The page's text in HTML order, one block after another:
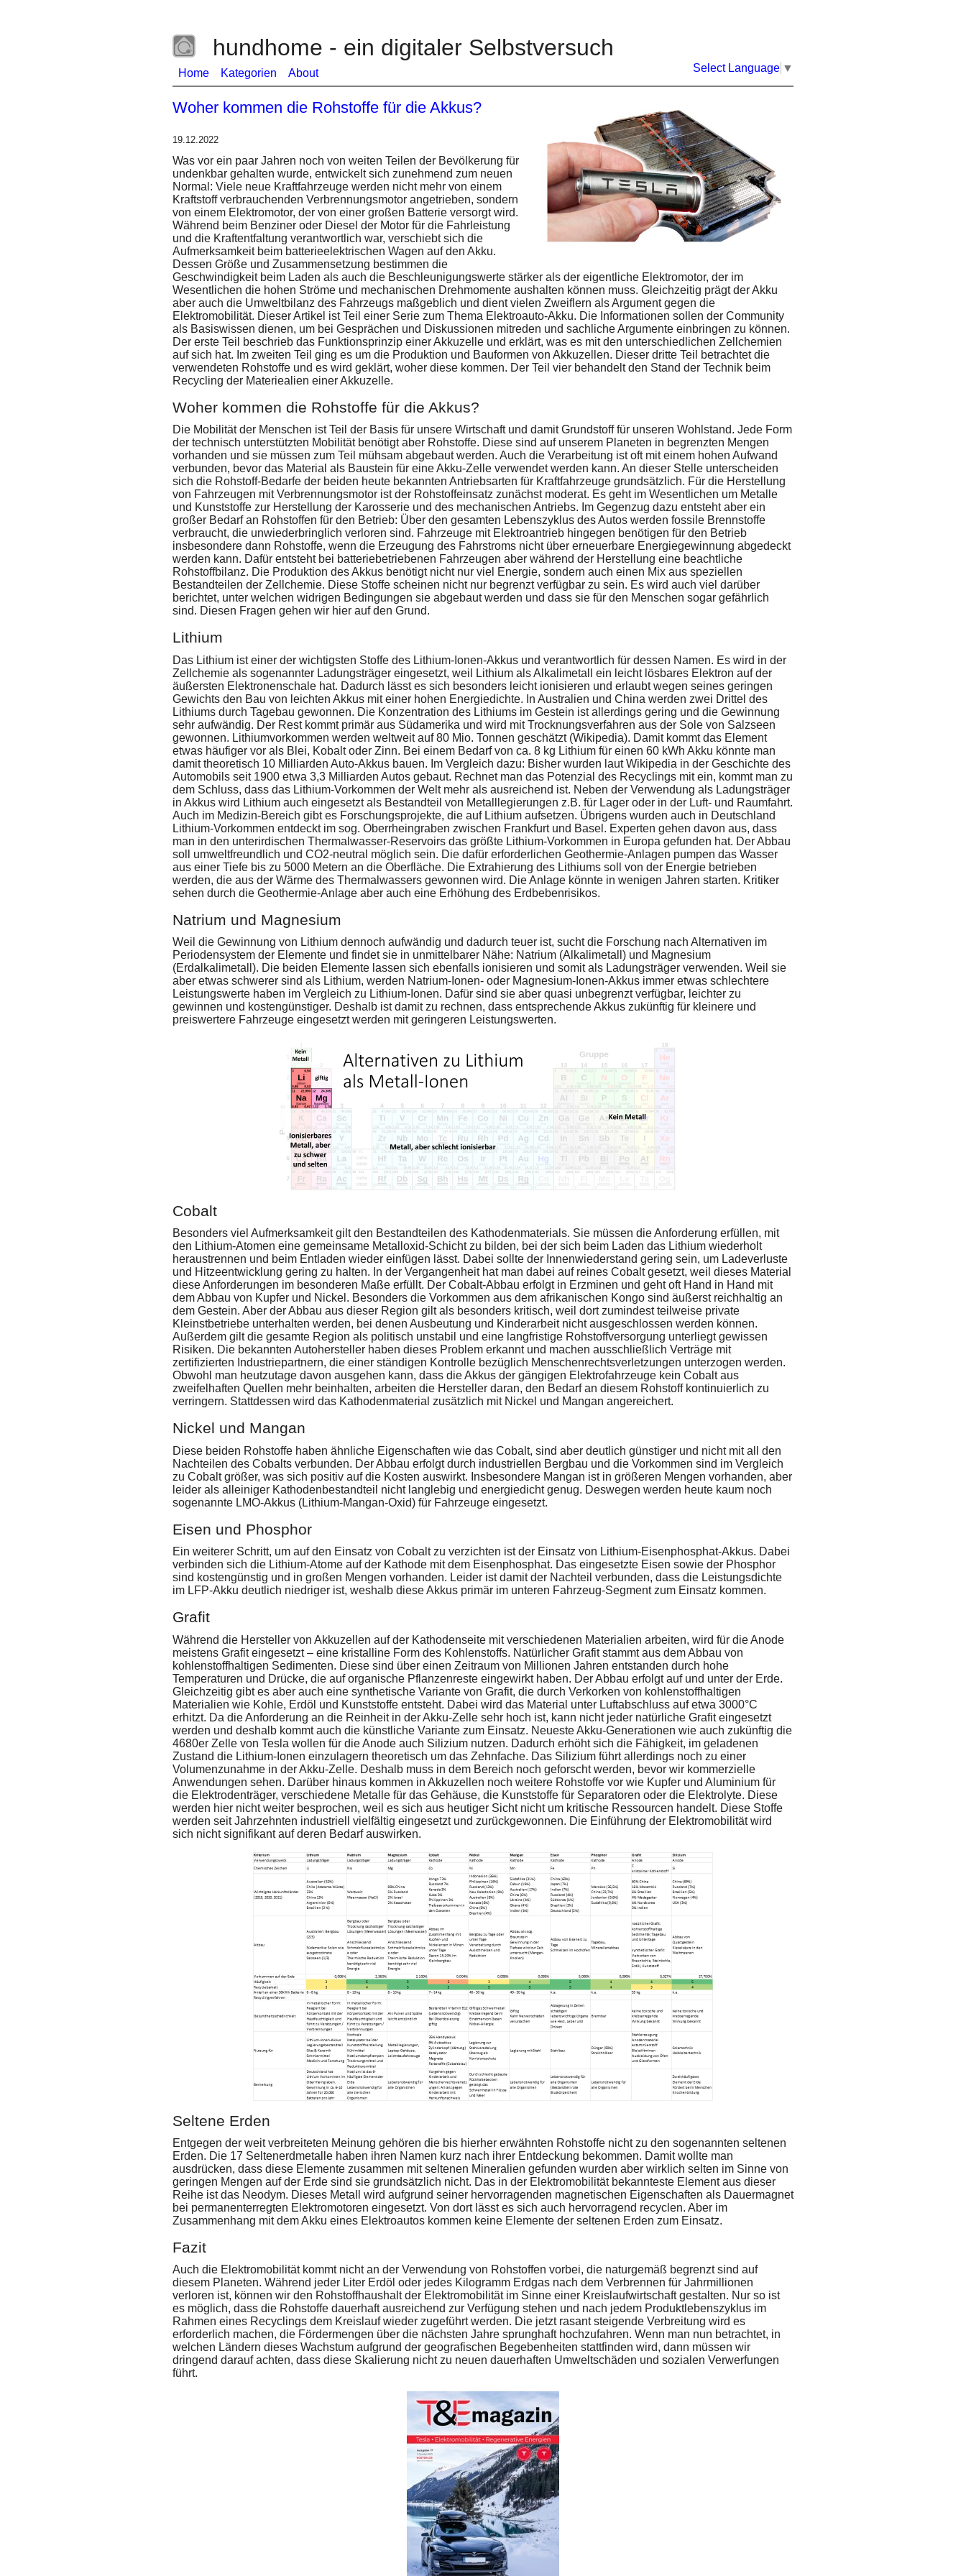
hundhome - ein digitaler Selbstversuch
Home Kategorien About Select Language ▼
Woher kommen die Rohstoffe für die Akkus?
19.12.2022
Was vor ein paar Jahren noch von weiten Teilen der Bevölkerung für
undenkbar gehalten wurde, entwickelt sich zunehmend zum neuen
Normal: Viele neue Kraftfahrzeuge werden nicht mehr von einem
Kraftstoff verbrauchenden Verbrennungsmotor angetrieben, sondern
von einem Elektromotor, der von einer großen Batterie versorgt wird.
Während beim Benziner oder Diesel der Motor für die Fahrleistung
und die Kraftentfaltung verantwortlich war, verschiebt sich die
Aufmerksamkeit beim batterieelektrischen Wagen auf den Akku.
Dessen Größe und Zusammensetzung bestimmen die
Geschwindigkeit beim Laden als auch die Beschleunigungswerte stärker als der eigentliche Elektromotor, der im
Wesentlichen die hohen Ströme und mechanischen Drehmomente aushalten können muss. Gleichzeitig prägt der Akku
aber auch die Umweltbilanz des Fahrzeugs maßgeblich und dient vielen Zweiflern als Argument gegen die
Elektromobilität. Dieser Artikel ist Teil einer Serie zum Thema Elektroauto-Akku. Die Informationen sollen der Community
als Basiswissen dienen, um bei Gesprächen und Diskussionen mitreden und sachliche Argumente einbringen zu können.
Der erste Teil beschrieb das Funktionsprinzip einer Akkuzelle und erklärt, was es mit den unterschiedlichen Zellchemien
auf sich hat. Im zweiten Teil ging es um die Produktion und Bauformen von Akkuzellen. Dieser dritte Teil betrachtet die
verwendeten Rohstoffe und es wird geklärt, woher diese kommen. Der Teil vier behandelt den Stand der Technik beim
Recycling der Materiealien einer Akkuzelle.
Woher kommen die Rohstoffe für die Akkus?
Die Mobilität der Menschen ist Teil der Basis für unsere Wirtschaft und damit Grundstoff für unseren Wohlstand. Jede Form
der technisch unterstützten Mobilität benötigt aber Rohstoffe. Diese sind auf unserem Planeten in begrenzten Mengen
vorhanden und sie müssen zum Teil mühsam abgebaut werden. Auch die Verarbeitung ist oft mit einem hohen Aufwand
verbunden, bevor das Material als Baustein für eine Akku-Zelle verwendet werden kann. An dieser Stelle unterscheiden
sich die Rohstoff-Bedarfe der beiden heute bekannten Antriebsarten für Kraftfahrzeuge grundsätzlich. Für die Herstellung
von Fahrzeugen mit Verbrennungsmotor ist der Rohstoffeinsatz zunächst moderat. Es geht im Wesentlichen um Metalle
und Kunststoffe zur Herstellung der Karosserie und des mechanischen Antriebs. Im Gegenzug dazu entsteht aber ein
großer Bedarf an Rohstoffen für den Betrieb: Über den gesamten Lebenszyklus des Autos werden fossile Brennstoffe
verbraucht, die unwiederbringlich verloren sind. Fahrzeuge mit Elektroantrieb hingegen benötigen für den Betrieb
insbesondere dann Rohstoffe, wenn die Erzeugung des Fahrstroms nicht über erneuerbare Energiegewinnung abgedeckt
werden kann. Dafür entsteht bei batteriebetriebenen Fahrzeugen aber während der Herstellung eine beachtliche
Rohstoffbilanz. Die Produktion des Akkus benötigt nicht nur viel Energie, sondern auch einen Mix aus speziellen
Bestandteilen der Zellchemie. Diese Stoffe scheinen nicht nur begrenzt verfügbar zu sein. Es wird auch viel darüber
berichtet, unter welchen widrigen Bedingungen sie abgebaut werden und dass sie für den Menschen sogar gefährlich
sind. Diesen Fragen gehen wir hier auf den Grund.
Lithium
Das Lithium ist einer der wichtigsten Stoffe des Lithium-Ionen-Akkus und verantwortlich für dessen Namen. Es wird in der
Zellchemie als sogenannter Ladungsträger eingesetzt, weil Lithium als Alkalimetall ein leicht lösbares Elektron auf der
äußersten Elektronenschale hat. Dadurch lässt es sich besonders leicht ionisieren und erlaubt wegen seines geringen
Gewichts den Bau von leichten Akkus mit einer hohen Energiedichte. In Australien und China werden zwei Drittel des
Lithiums durch Tagebau gewonnen. Die Konzentration des Lithiums im Gestein ist allerdings gering und die Gewinnung
sehr aufwändig. Der Rest kommt primär aus Südamerika und wird mit Trocknungsverfahren aus der Sole von Salzseen
gewonnen. Lithiumvorkommen werden weltweit auf 80 Mio. Tonnen geschätzt (Wikipedia). Damit kommt das Element
etwas häufiger vor als Blei, Kobalt oder Zinn. Bei einem Bedarf von ca. 8 kg Lithium für einen 60 kWh Akku könnte man
damit theoretisch 10 Milliarden Auto-Akkus bauen. Im Vergleich dazu: Bisher wurden laut Wikipedia in der Geschichte des
Automobils seit 1900 etwa 3,3 Milliarden Autos gebaut. Rechnet man das Potenzial des Recyclings mit ein, kommt man zu
dem Schluss, dass das Lithium-Vorkommen der Welt mehr als ausreichend ist. Neben der Verwendung als Ladungsträger
in Akkus wird Lithium auch eingesetzt als Bestandteil von Metalllegierungen z.B. für Lager oder in der Luft- und Raumfahrt.
Auch im Medizin-Bereich gibt es Forschungsprojekte, die auf Lithium aufsetzen. Übrigens wurden auch in Deutschland
Lithium-Vorkommen entdeckt im sog. Oberrheingraben zwischen Frankfurt und Basel. Experten gehen davon aus, dass
man in den unterirdischen Thermalwasser-Reservoirs das größte Lithium-Vorkommen in Europa gefunden hat. Der Abbau
soll umweltfreundlich und CO2-neutral möglich sein. Die dafür erforderlichen Geothermie-Anlagen pumpen das Wasser
aus einer Tiefe bis zu 5000 Metern an die Oberfläche. Die Extrahierung des Lithiums soll von der Energie betrieben
werden, die aus der Wärme des Thermalwassers gewonnen wird. Die Anlage könnte in wenigen Jahren starten. Kritiker
sehen durch die Geothermie-Anlage aber auch eine Erhöhung des Erdbebenrisikos.
Natrium und Magnesium
Weil die Gewinnung von Lithium dennoch aufwändig und dadurch teuer ist, sucht die Forschung nach Alternativen im
Periodensystem der Elemente und findet sie in unmittelbarer Nähe: Natrium (Alkalimetall) und Magnesium
(Erdalkalimetall). Die beiden Elemente lassen sich ebenfalls ionisieren und somit als Ladungsträger verwenden. Weil sie
aber etwas schwerer sind als Lithium, werden Natrium-Ionen- oder Magnesium-Ionen-Akkus immer etwas schlechtere
Leistungswerte haben im Vergleich zu Lithium-Ionen. Dafür sind sie aber quasi unbegrenzt verfügbar, leichter zu
gewinnen und kostengünstiger. Deshalb ist damit zu rechnen, dass entsprechende Akkus zukünftig für kleinere und
preiswertere Fahrzeuge eingesetzt werden mit geringeren Leistungswerten.
Cobalt
Besonders viel Aufmerksamkeit gilt den Bestandteilen des Kathodenmaterials. Sie müssen die Anforderung erfüllen, mit
den Lithium-Atomen eine gemeinsame Metalloxid-Schicht zu bilden, bei der sich beim Laden das Lithium wiederholt
heraustrennen und beim Entladen wieder einfügen lässt. Dabei sollte der Innenwiederstand gering sein, um Ladeverluste
und Hitzeentwicklung gering zu halten. In der Vergangenheit hat man dabei auf reines Cobalt gesetzt, weil dieses Material
diese Anforderungen im besonderen Maße erfüllt. Der Cobalt-Abbau erfolgt in Erzminen und geht oft Hand in Hand mit
dem Abbau von Kupfer und Nickel. Besonders die Vorkommen aus dem afrikanischen Kongo sind äußerst reichhaltig an
dem Gestein. Aber der Abbau aus dieser Region gilt als besonders kritisch, weil dort zumindest teilweise private
Kleinstbetriebe unterhalten werden, bei denen Ausbeutung und Kinderarbeit nicht ausgeschlossen werden können.
Außerdem gilt die gesamte Region als politisch unstabil und eine langfristige Rohstoffversorgung unterliegt gewissen
Risiken. Die bekannten Autohersteller haben dieses Problem erkannt und machen ausschließlich Verträge mit
zertifizierten Industriepartnern, die einer ständigen Kontrolle bezüglich Menschenrechtsverletzungen unterzogen werden.
Obwohl man heutzutage davon ausgehen kann, dass die Akkus der gängigen Elektrofahrzeuge kein Cobalt aus
zweifelhaften Quellen mehr beinhalten, arbeiten die Hersteller daran, den Bedarf an diesem Rohstoff kontinuierlich zu
verringern. Stattdessen wird das Kathodenmaterial zusätzlich mit Nickel und Mangan angereichert.
Nickel und Mangan
Diese beiden Rohstoffe haben ähnliche Eigenschaften wie das Cobalt, sind aber deutlich günstiger und nicht mit all den
Nachteilen des Cobalts verbunden. Der Abbau erfolgt durch industriellen Bergbau und die Vorkommen sind im Vergleich
zu Cobalt größer, was sich positiv auf die Kosten auswirkt. Insbesondere Mangan ist in größeren Mengen vorhanden, aber
leider als alleiniger Kathodenbestandteil nicht langlebig und energiedicht genug. Deswegen werden heute kaum noch
sogenannte LMO-Akkus (Lithium-Mangan-Oxid) für Fahrzeuge eingesetzt.
Eisen und Phosphor
Ein weiterer Schritt, um auf den Einsatz von Cobalt zu verzichten ist der Einsatz von Lithium-Eisenphosphat-Akkus. Dabei
verbinden sich die Lithium-Atome auf der Kathode mit dem Eisenphosphat. Das eingesetzte Eisen sowie der Phosphor
sind kostengünstig und in großen Mengen vorhanden. Leider ist damit der Nachteil verbunden, dass die Leistungsdichte
im LFP-Akku deutlich niedriger ist, weshalb diese Akkus primär im unteren Fahrzeug-Segment zum Einsatz kommen.
Grafit
Während die Hersteller von Akkuzellen auf der Kathodenseite mit verschiedenen Materialien arbeiten, wird für die Anode
meistens Grafit eingesetzt – eine kristalline Form des Kohlenstoffs. Natürlicher Grafit stammt aus dem Abbau von
kohlenstoffhaltigen Sedimenten. Diese sind über einen Zeitraum von Millionen Jahren entstanden durch hohe
Temperaturen und Drücke, die auf organische Pflanzenreste eingewirkt haben. Der Abbau erfolgt auf und unter der Erde.
Gleichzeitig gibt es aber auch eine synthetische Variante von Grafit, die durch Verkorken von kohlenstoffhaltigen
Materialien wie Kohle, Erdöl und Kunststoffe entsteht. Dabei wird das Material unter Luftabschluss auf etwa 3000°C
erhitzt. Da die Anforderung an die Reinheit in der Akku-Zelle sehr hoch ist, kann nicht jeder natürliche Grafit eingesetzt
werden und deshalb kommt auch die künstliche Variante zum Einsatz. Neueste Akku-Generationen wie auch zukünftig die
4680er Zelle von Tesla wollen für die Anode auch Silizium nutzen. Dadurch erhöht sich die Fähigkeit, im geladenen
Zustand die Lithium-Ionen einzulagern theoretisch um das Zehnfache. Das Silizium führt allerdings noch zu einer
Volumenzunahme in der Akku-Zelle. Deshalb muss in dem Bereich noch geforscht werden, bevor wir kommerzielle
Anwendungen sehen. Darüber hinaus kommen in Akkuzellen noch weitere Rohstoffe vor wie Kupfer und Aluminium für
die Elektrodenträger, verschiedene Metalle für das Gehäuse, die Kunststoffe für Separatoren oder die Elektrolyte. Diese
werden hier nicht weiter besprochen, weil es sich aus heutiger Sicht nicht um kritische Ressourcen handelt. Diese Stoffe
werden seit Jahrzehnten industriell vielfältig eingesetzt und zurückgewonnen. Die Einführung der Elektromobilität wird
sich nicht signifikant auf deren Bedarf auswirken.
Seltene Erden
Entgegen der weit verbreiteten Meinung gehören die bis hierher erwähnten Rohstoffe nicht zu den sogenannten seltenen
Erden. Die 17 Seltenerdmetalle haben ihren Namen kurz nach ihrer Entdeckung bekommen. Damit wollte man
ausdrücken, dass diese Elemente zusammen mit seltenen Mineralien gefunden wurden aber wirklich selten im Sinne von
geringen Mengen auf der Erde sind sie grundsätzlich nicht. Das in der Elektromobilität bekannteste Element aus dieser
Reihe ist das Neodym. Dieses Metall wird aufgrund seiner hervorragenden magnetischen Eigenschaften als Dauermagnet
bei permanenterregten Elektromotoren eingesetzt. Von dort lässt es sich auch hervorragend recyclen. Aber im
Zusammenhang mit dem Akku eines Elektroautos kommen keine Elemente der seltenen Erden zum Einsatz.
Fazit
Auch die Elektromobilität kommt nicht an der Verwendung von Rohstoffen vorbei, die naturgemäß begrenzt sind auf
diesem Planeten. Während jeder Liter Erdöl oder jedes Kilogramm Erdgas nach dem Verbrennen für Jahrmillionen
verloren ist, können wir den Rohstoffhaushalt der Elektromobilität im Sinne einer Kreislaufwirtschaft gestalten. Nur so ist
es möglich, dass die Rohstoffe dauerhaft ausreichend zur Verfügung stehen und nach jedem Produktlebenszyklus im
Rahmen eines Recyclings dem Kreislauf wieder zugeführt werden. Die jetzt rasant steigende Verbreitung wird es
erforderlich machen, die Fördermengen über die nächsten Jahre sprunghaft hochzufahren. Wenn man nun betrachtet, in
welchen Ländern dieses Wachstum aufgrund der geografischen Begebenheiten stattfinden wird, dann müssen wir
dringend darauf achten, dass diese Skalierung nicht zu neuen dauerhaften Umweltschäden und sozialen Verwerfungen
führt.